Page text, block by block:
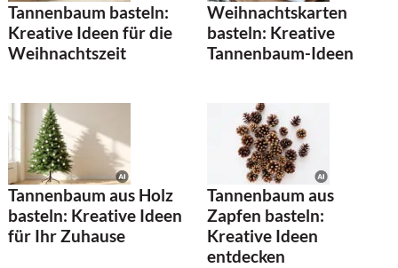
Tannenbaum basteln:
Kreative Ideen für die
Weihnachtszeit
Weihnachtskarten
basteln: Kreative
Tannenbaum-Ideen
Tannenbaum aus Holz
basteln: Kreative Ideen
für Ihr Zuhause
Tannenbaum aus
Zapfen basteln:
Kreative Ideen
entdecken